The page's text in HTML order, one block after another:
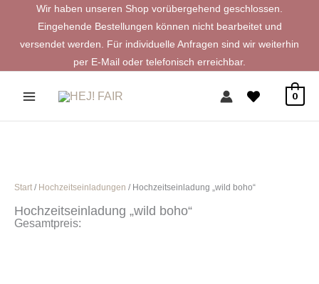
springen
Wir haben unseren Shop vorübergehend geschlossen.
Eingehende Bestellungen können nicht bearbeitet und
versendet werden. Für individuelle Anfragen sind wir weiterhin
per E-Mail oder telefonisch erreichbar.
0
Start / Hochzeitseinladungen / Hochzeitseinladung „wild boho“
Hochzeitseinladung „wild boho“
Gesamtpreis: